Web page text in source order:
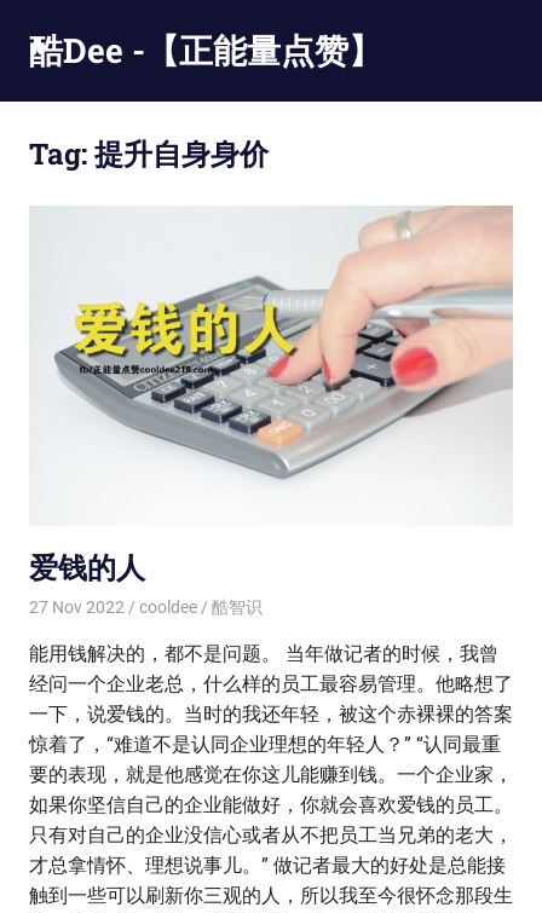
content
酷Dee -【正能量点赞】
最
Tag:提升自身身价
爱钱的人
27 Nov 2022 cooldee 酷智识
能用钱解决的，都不是问题。 当年做记者的时候，我曾
经问一个企业老总，什么样的员工最容易管理。他略想了
一下，说爱钱的。当时的我还年轻，被这个赤裸裸的答案
惊着了，“难道不是认同企业理想的年轻人？” “认同最重
要的表现，就是他感觉在你这儿能赚到钱。一个企业家，
如果你坚信自己的企业能做好，你就会喜欢爱钱的员工。
只有对自己的企业没信心或者从不把员工当兄弟的老大，
才总拿情怀、理想说事儿。” 做记者最大的好处是总能接
触到一些可以刷新你三观的人，所以我至今很怀念那段生